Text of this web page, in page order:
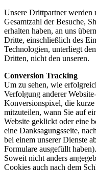
Unsere Drittpartner werden
Gesamtzahl der Besuche,
erhalten haben, an uns
Dritte, einschließlich des
Technologien, unterliegt
Dritten, nicht den unseren.
Conversion Tracking
Um zu sehen, wie
Verfolgung anderer
Konversionspixel, die kurze
mitzuteilen, wann Sie auf
Website geklickt oder eine
eine Danksagungsseite,
bei einem unserer Dienste
Formulare ausgefüllt haben).
Soweit nicht anders
Cookies auch nach dem